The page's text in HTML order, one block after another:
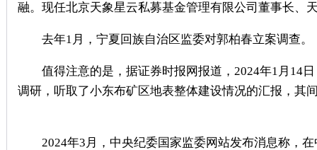
融。现任北京天象星云私募基金管理有限公司董事长、
去年1月，宁夏回族自治区监委对郭柏春立案调查。
值得注意的是，据证券时报网报道，2024年1月14日
调研，听取了小东布矿区地表整体建设情况的汇报，其
2024年3月，中央纪委国家监委网站发布消息称，在